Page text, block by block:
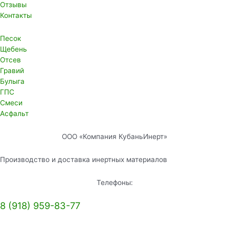
Отзывы
Контакты
Песок
Щебень
Отсев
Гравий
Булыга
ГПС
Смеси
Асфальт
ООО «Компания КубаньИнерт»
Производство и доставка инертных материалов
Телефоны:
8 (918) 959-83-77